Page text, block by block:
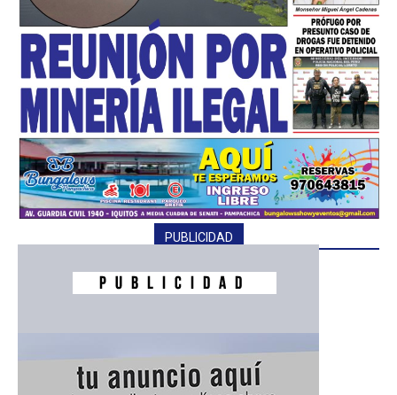
━ Planes
PUBLICIDAD